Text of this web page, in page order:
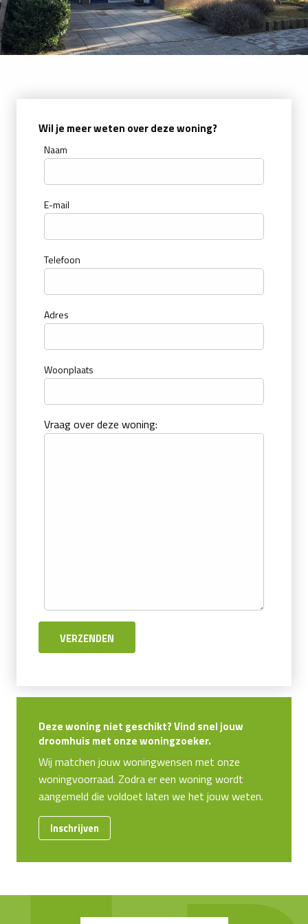
Wil je meer weten over deze woning?
Naam
E-mail
Telefoon
Adres
Woonplaats
Vraag over deze woning:
Deze woning niet geschikt? Vind snel jouw
droomhuis met onze woningzoeker.
Wij matchen jouw woningwensen met onze
woningvoorraad. Zodra er een woning wordt
aangemeld die voldoet laten we het jouw weten.
Inschrijven